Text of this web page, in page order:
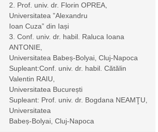
2. Prof. univ. dr. Florin OPREA,
Universitatea ”Alexandru
Ioan Cuza” din Iași
3. Conf. univ. dr. habil. Raluca Ioana
ANTONIE,
Universitatea Babeș-Bolyai, Cluj-Napoca
Supleant:Conf. univ. dr. habil. Cătălin
Valentin RAIU,
Universitatea București
Supleant: Prof. univ. dr. Bogdana NEAMŢU,
Universitatea
Babeș-Bolyai, Cluj-Napoca